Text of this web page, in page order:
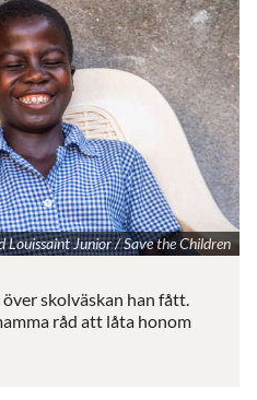
Louissaint Junior / Save the Children
skolväskan han fått.
råd att låta honom